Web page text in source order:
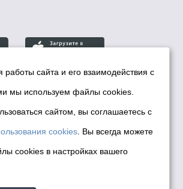
информационной политики мэрии
2026
Cookies
персональных
системах
Новосибирска
работы сайта и его взаимодействия с
мы используем файлы cookies.
сайтом, вы соглашаетесь с
cookies . Вы всегда можете
cookies в настройках вашего